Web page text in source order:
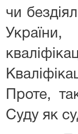
чи
Проте,
Суду як